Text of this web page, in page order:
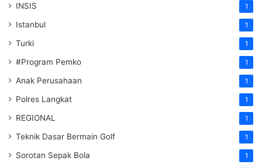
INSIS 1
Istanbul 1
Turki 1
#Program Pemko 1
Anak Perusahaan 1
Polres Langkat 1
REGIONAL 1
Teknik Dasar Bermain Golf 1
Sorotan Sepak Bola 1